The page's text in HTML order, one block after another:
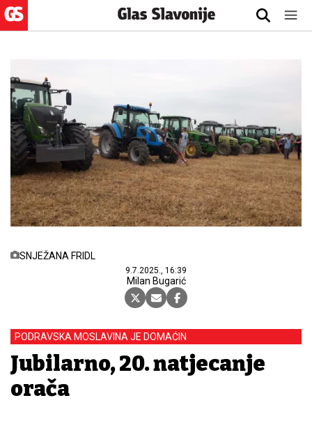
SNJEŽANA FRIDL
9.7.2025., 16:39
Milan Bugarić
PODRAVSKA MOSLAVINA JE DOMAĆIN
Jubilarno, 20. natjecanje
orača